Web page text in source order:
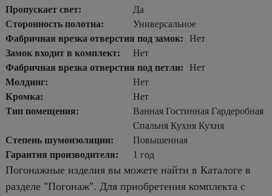
Пропускает свет:
Да
Сторонность полотна:
Универсальное
Фабричная врезка отверстия под замок:
Нет
Замок входит в комплект:
Нет
Фабричная врезка отверстия под петли:
Нет
Молдинг:
Нет
Кромка:
Нет
Тип помещения:
Ванная Гостинная Гардеробная
Спальня Кухня Кухня
Степень шумоизоляции:
Повышенная
Гарантия производителя:
1 год
Погонажные изделия вы можете найти в Каталоге в
разделе "Погонаж". Для приобретения комплекта с